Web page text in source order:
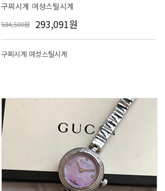
구찌시계 여성스틸시계
584,500원 293,091원
구찌시계 여성스틸시계